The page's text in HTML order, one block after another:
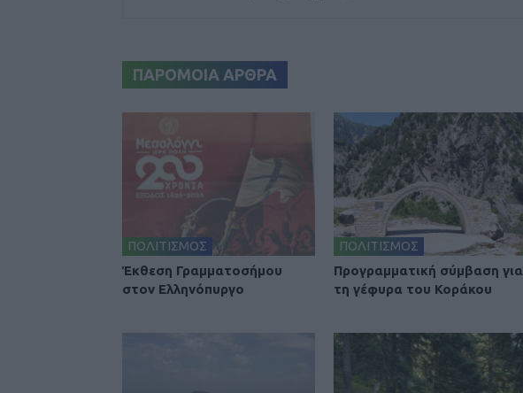
ΠΑΡΟΜΟΙΑ ΑΡΘΡΑ
ΠΟΛΙΤΙΣΜΟΣ
Έκθεση Γραμματοσήμου
στον Ελληνόπυργο
ΠΟΛΙΤΙΣΜΟΣ
Προγραμματική σύμβαση για
τη γέφυρα του Κοράκου